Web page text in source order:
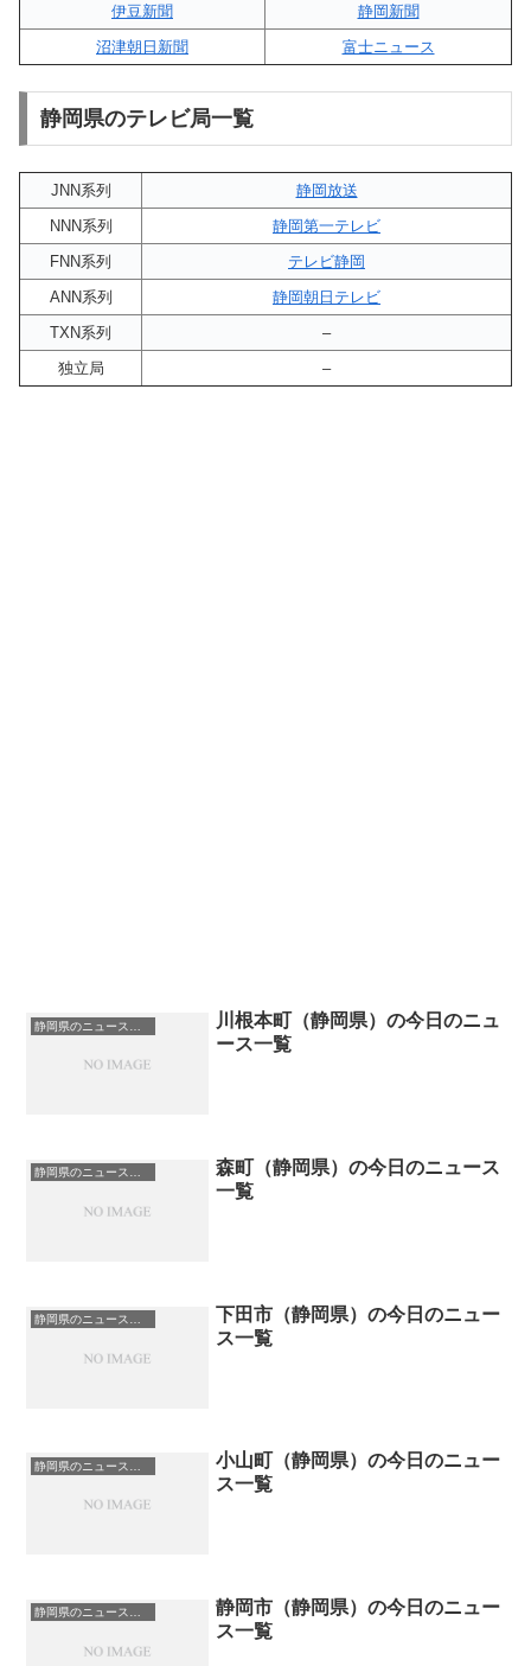
伊豆新聞
静岡新聞
沼津朝日新聞
富士ニュース
静岡県のテレビ局一覧
JNN系列
静岡放送
NNN系列
静岡第一テレビ
FNN系列
テレビ静岡
ANN系列
静岡朝日テレビ
TXN系列
–
独立局
–
川根本町（静岡県）の今日のニュ
ース一覧
静岡県のニュース一覧
森町（静岡県）の今日のニュース
一覧
下田市（静岡県）の今日のニュー
ス一覧
小山町（静岡県）の今日のニュー
ス一覧
静岡県のニュース一覧
静岡市（静岡県）の今日のニュー
ス一覧